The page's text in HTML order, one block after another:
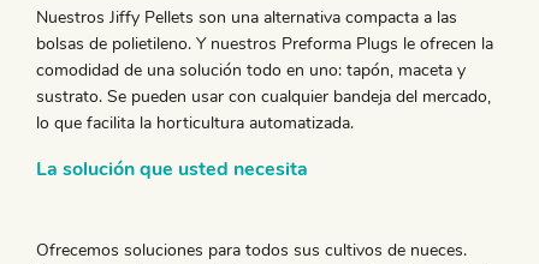
Nuestros Jiffy Pellets son una alternativa compacta a las
bolsas de polietileno. Y nuestros Preforma Plugs le ofrecen la
comodidad de una solución todo en uno: tapón, maceta y
sustrato. Se pueden usar con cualquier bandeja del mercado,
lo que facilita la horticultura automatizada.
La solución que usted necesita
Ofrecemos soluciones para todos sus cultivos de nueces.